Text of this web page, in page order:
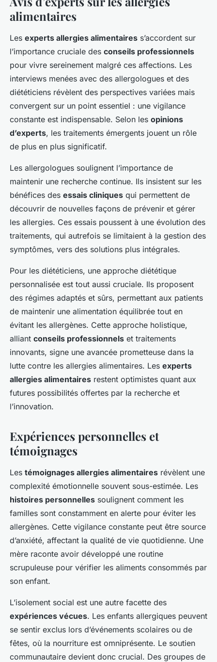
alimentaires
Les experts allergies alimentaires s’accordent sur
l’importance cruciale des conseils professionnels
pour vivre sereinement malgré ces affections. Les
interviews menées avec des allergologues et des
diététiciens révèlent des perspectives variées mais
convergent sur un point essentiel : une vigilance
constante est indispensable. Selon les opinions
d’experts, les traitements émergents jouent un rôle
de plus en plus significatif.
Les allergologues soulignent l’importance de
maintenir une recherche continue. Ils insistent sur les
bénéfices des essais cliniques qui permettent de
découvrir de nouvelles façons de prévenir et gérer
les allergies. Ces essais poussent à une évolution des
traitements, qui autrefois se limitaient à la gestion des
symptômes, vers des solutions plus intégrales.
Pour les diététiciens, une approche diététique
personnalisée est tout aussi cruciale. Ils proposent
des régimes adaptés et sûrs, permettant aux patients
de maintenir une alimentation équilibrée tout en
évitant les allergènes. Cette approche holistique,
alliant conseils professionnels et traitements
innovants, signe une avancée prometteuse dans la
lutte contre les allergies alimentaires. Les experts
allergies alimentaires restent optimistes quant aux
futures possibilités offertes par la recherche et
l’innovation.
Expériences personnelles et
témoignages
Les témoignages allergies alimentaires révèlent une
complexité émotionnelle souvent sous-estimée. Les
histoires personnelles soulignent comment les
familles sont constamment en alerte pour éviter les
allergènes. Cette vigilance constante peut être source
d’anxiété, affectant la qualité de vie quotidienne. Une
mère raconte avoir développé une routine
scrupuleuse pour vérifier les aliments consommés par
son enfant.
L’isolement social est une autre facette des
expériences vécues. Les enfants allergiques peuvent
se sentir exclus lors d’événements scolaires ou de
fêtes, où la nourriture est omniprésente. Le soutien
communautaire devient donc crucial. Des groupes de